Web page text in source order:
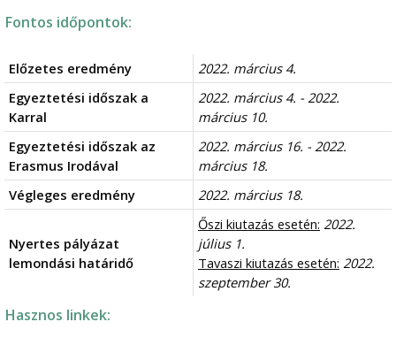
Fontos időpontok:
Előzetes eredmény
2022. március 4.
Egyeztetési időszak a
Karral
2022. március 4. - 2022.
március 10.
Egyeztetési időszak az
Erasmus Irodával
2022. március 16. - 2022.
március 18.
Végleges eredmény
2022. március 18.
Nyertes pályázat
lemondási határidő
Őszi kiutazás esetén: 2022.
július 1.
Tavaszi kiutazás esetén: 2022.
szeptember 30.
Hasznos linkek: